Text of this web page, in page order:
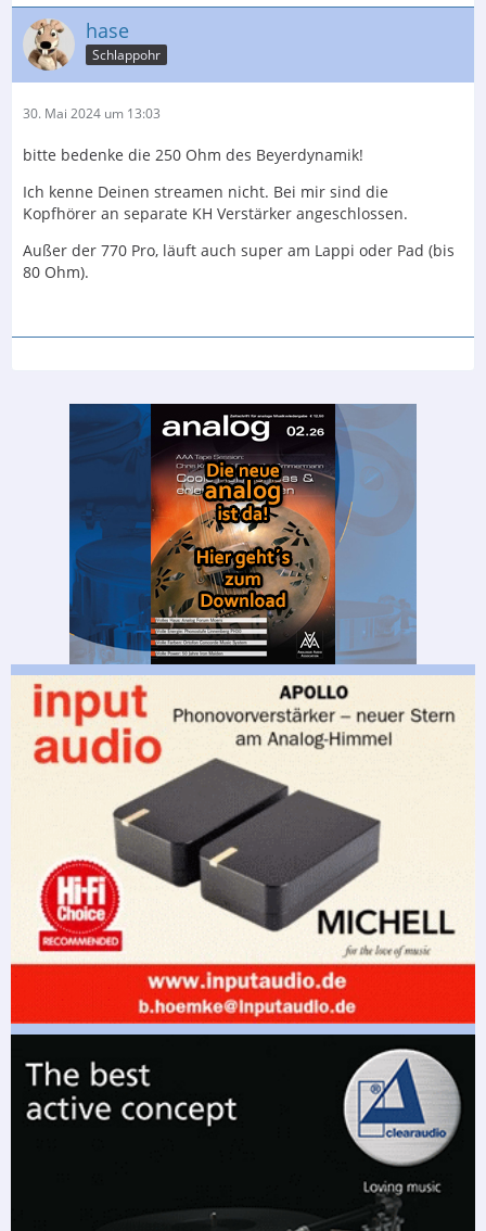
hase
Schlappohr
30. Mai 2024 um 13:03
bitte bedenke die 250 Ohm des Beyerdynamik!
Ich kenne Deinen streamen nicht. Bei mir sind die
Kopfhörer an separate KH Verstärker angeschlossen.
Außer der 770 Pro, läuft auch super am Lappi oder Pad (bis
80 Ohm).